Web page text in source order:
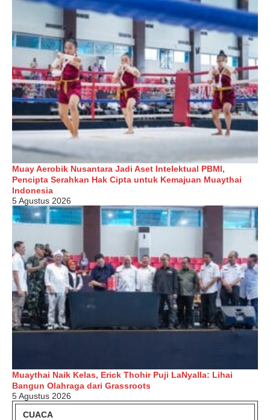
Muay Aerobik Nusantara Jadi Aset Intelektual PBMI,
Pencipta Serahkan Hak Cipta untuk Kemajuan Muaythai
Indonesia
5 Agustus 2026
Muaythai Naik Kelas, Erick Thohir Puji LaNyalla: Lihai
Bangun Olahraga dari Grassroots
5 Agustus 2026
CUACA